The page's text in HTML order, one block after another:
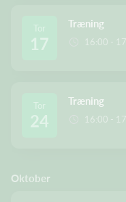
Tor
17
Træning
16:00 -
Tor
24
Træning
16:00 -
Oktober